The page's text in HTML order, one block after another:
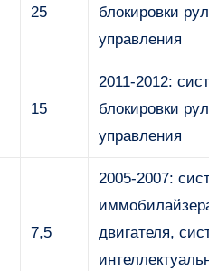
25
блокировки
управления
15
2011-2012:
блокировки
управления
7,5
2005-2007:
иммобилайзера
двигателя,